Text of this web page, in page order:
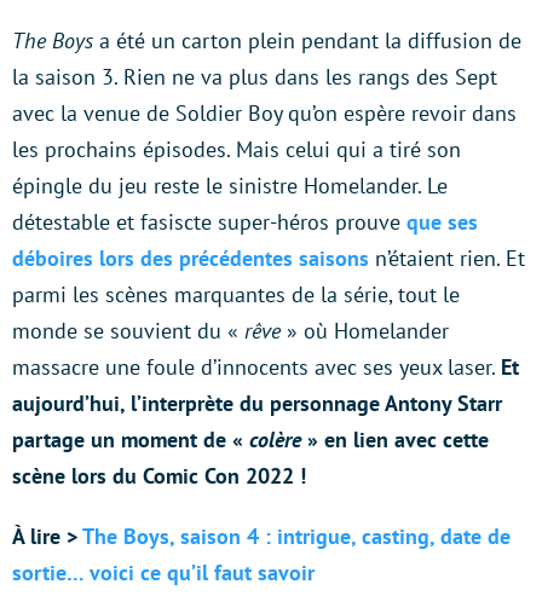
The Boys a été un carton plein pendant la diffusion de
la saison 3. Rien ne va plus dans les rangs des Sept
avec la venue de Soldier Boy qu’on espère revoir dans
les prochains épisodes. Mais celui qui a tiré son
épingle du jeu reste le sinistre Homelander. Le
détestable et fasiscte super-héros prouve que ses
déboires lors des précédentes saisons n’étaient rien. Et
parmi les scènes marquantes de la série, tout le
monde se souvient du « rêve » où Homelander
massacre une foule d’innocents avec ses yeux laser. Et
aujourd’hui, l’interprète du personnage Antony Starr
partage un moment de « colère» en lien avec cette
scène lors du Comic Con 2022 !
À lire >The Boys, saison 4 : intrigue, casting, date de
sortie… voici ce qu’il faut savoir